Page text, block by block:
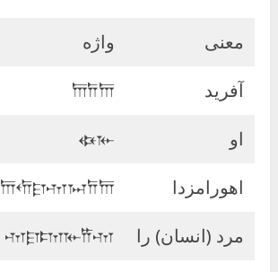
معنی
واژه
آفرید
𐎠𐎭𐎠
او
𐏃𐎹
اهورامزدا
𐎠𐎢𐎼𐎶𐏀𐎭𐎠
مرد (انسان) را
𐎶𐎼𐎫𐎹𐎡𐎶